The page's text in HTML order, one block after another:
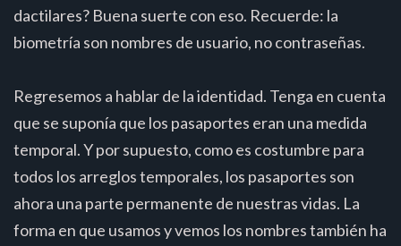
dactilares? Buena suerte con eso. Recuerde: la
biometría son nombres de usuario, no contraseñas.
Regresemos a hablar de la identidad. Tenga en cuenta
que se suponía que los pasaportes eran una medida
temporal. Y por supuesto, como es costumbre para
todos los arreglos temporales, los pasaportes son
ahora una parte permanente de nuestras vidas. La
forma en que usamos y vemos los nombres también ha